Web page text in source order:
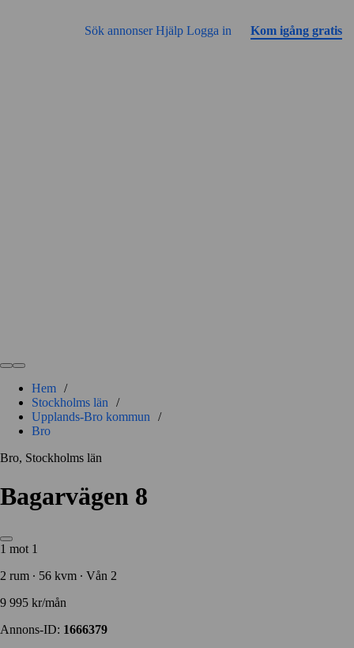
Sök annonserHjälp Logga in Kom igång gratis
Hem /
Stockholms län
/
Upplands-Bro kommun
/
Bro
Bro, Stockholms län
Bagarvägen 8
1 mot 1
2 rum ∙ 56 kvm ∙ Vån 2
9 995 kr/mån
Annons-ID: 1666379